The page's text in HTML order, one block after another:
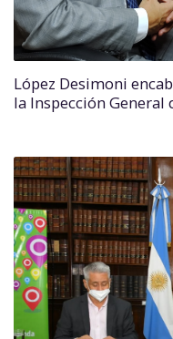
López Desimoni
la Inspección General